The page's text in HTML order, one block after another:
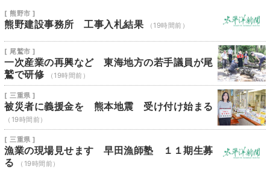
[ 熊野市 ]
熊野建設事務所 工事入札結果 （19時間前）
[ 尾鷲市 ]
一次産業の再興など 東海地方の若手議員が尾
鷲で研修
（19時間前）
[ 三重県 ]
被災者に義援金を 熊本地震 受け付け始まる
（19時間前）
[ 三重県 ]
漁業の現場見せます 早田漁師塾 １１期生募
る
（19時間前）